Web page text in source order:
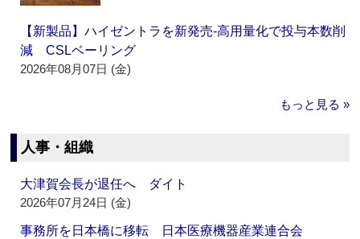
【新製品】ハイゼントラを新発売‐高用量化で投与本数削
減 CSLベーリング
2026年08月07日 (金)
もっと見る »
人事・組織
大津賀会長が退任へ ダイト
2026年07月24日 (金)
事務所を日本橋に移転 日本医療機器産業連合会